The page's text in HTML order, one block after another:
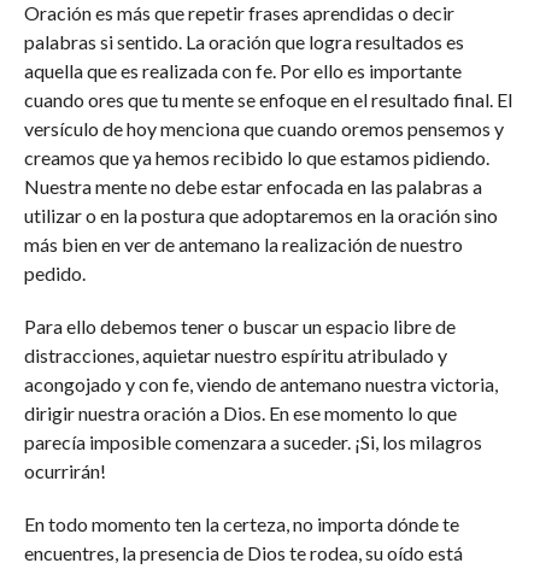
Oración es más que repetir frases aprendidas o decir
palabras si sentido. La oración que logra resultados es
aquella que es realizada con fe. Por ello es importante
cuando ores que tu mente se enfoque en el resultado final. El
versículo de hoy menciona que cuando oremos pensemos y
creamos que ya hemos recibido lo que estamos pidiendo.
Nuestra mente no debe estar enfocada en las palabras a
utilizar o en la postura que adoptaremos en la oración sino
más bien en ver de antemano la realización de nuestro
pedido.
Para ello debemos tener o buscar un espacio libre de
distracciones, aquietar nuestro espíritu atribulado y
acongojado y con fe, viendo de antemano nuestra victoria,
dirigir nuestra oración a Dios. En ese momento lo que
parecía imposible comenzara a suceder. ¡Si, los milagros
ocurrirán!
En todo momento ten la certeza, no importa dónde te
encuentres, la presencia de Dios te rodea, su oído está